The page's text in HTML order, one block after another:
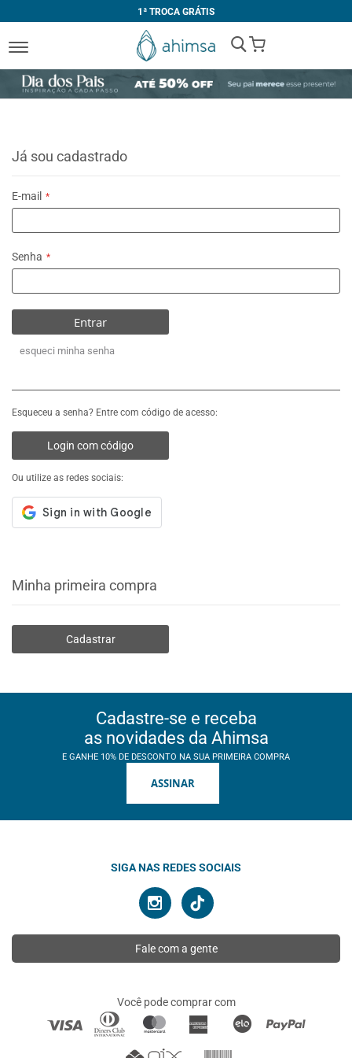
1ª TROCA GRÁTIS
My Cart
Já sou cadastrado
E-mail
Senha
Entrar
esqueci minha senha
Esqueceu a senha? Entre com código de acesso:
Login com código
Ou utilize as redes sociais:
Minha primeira compra
Cadastrar
Cadastre-se e receba
as novidades da Ahimsa
E GANHE 10% DE DESCONTO NA SUA PRIMEIRA COMPRA
ASSINAR
SIGA NAS REDES SOCIAIS
Fale com a gente
Você pode comprar com